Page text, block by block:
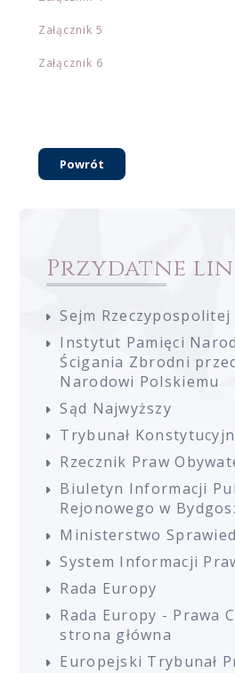
Załącznik 5
Załącznik 6
Powrót
Przydatne
Sejm
Instytut Pamięci
Ścigania Zbrodni
Narodowi Polskiemu
Sąd Najwyższy
Trybunał
Rzecznik Praw
Biuletyn Informacji
Rejonowego w
Ministerstwo
System Informacji
Rada Europy
Rada Europy - Prawa
strona główna
Europejski Trybunał